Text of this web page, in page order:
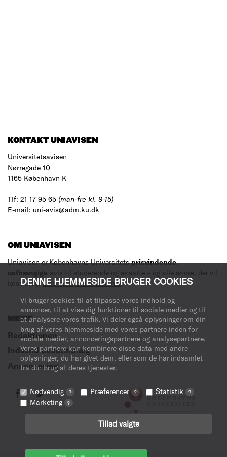
DENNE HJEMMESIDE BRUGER COOKIES
Vi bruger cookies til at tilpasse vores indhold og
annoncer, til at vise dig funktioner til sociale medier og til
at analysere vores trafik. Vi deler også oplysninger om din
brug af vores hjemmeside med vores partnere inden for
sociale medier, annonceringspartnere og analysepartnere.
Vores partnere kan kombinere disse data med andre
oplysninger, du har givet dem, eller som de har indsamlet
fra din brug af deres tjenester.
Nødvendig ? Præferencer ? Statistik ?
Marketing ?
Tillad valgte
KONTAKT UNIAVISEN
Universitetsavisen
Nørregade 10
1165 København K
Tlf: 21 17 95 65 (man-fre kl. 9-15)
E-mail: uni-avis@adm.ku.dk
OM UNIAVISEN
Uniavisen er Københavns Universitetsprisvindende,
uafhængige avis til studerende og ansatte – og alle andre, der vil
læse med.Læs mere om avisen her.
MERE
Redaktionen
Indsend debatindlæg
Annoncering